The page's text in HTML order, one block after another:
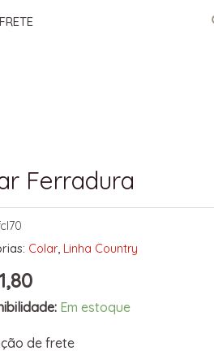
Ferradura
Colar, Linha Country
Em estoque
de frete